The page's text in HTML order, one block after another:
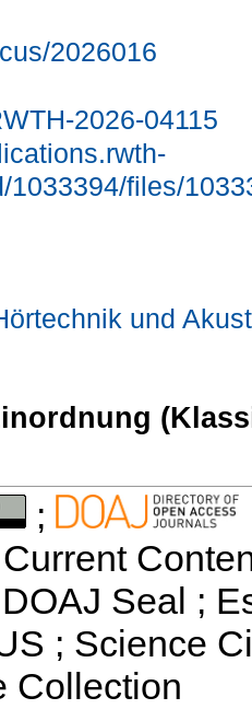
2026016
2026-04115
1033394/files/
und
;
Seal ;
; Science
Collection